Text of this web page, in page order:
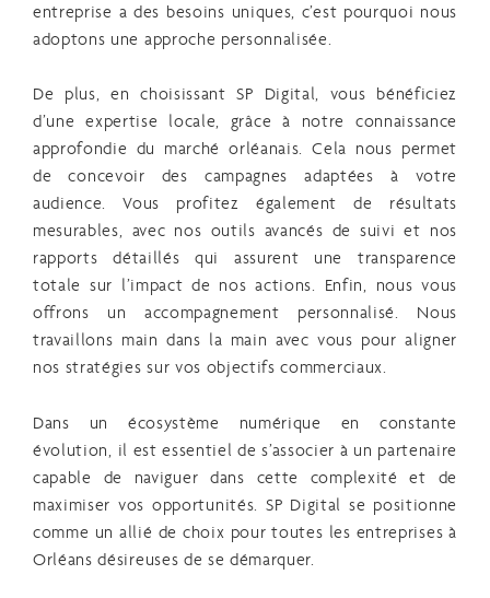
entreprise a des besoins uniques, c’est pourquoi nous
adoptons une approche personnalisée.
De plus, en choisissant SP Digital, vous bénéficiez
d’une expertise locale, grâce à notre connaissance
approfondie du marché orléanais. Cela nous permet
de concevoir des campagnes adaptées à votre
audience. Vous profitez également de résultats
mesurables, avec nos outils avancés de suivi et nos
rapports détaillés qui assurent une transparence
totale sur l’impact de nos actions. Enfin, nous vous
offrons un accompagnement personnalisé. Nous
travaillons main dans la main avec vous pour aligner
nos stratégies sur vos objectifs commerciaux.
Dans un écosystème numérique en constante
évolution, il est essentiel de s’associer à un partenaire
capable de naviguer dans cette complexité et de
maximiser vos opportunités. SP Digital se positionne
comme un allié de choix pour toutes les entreprises à
Orléans désireuses de se démarquer.